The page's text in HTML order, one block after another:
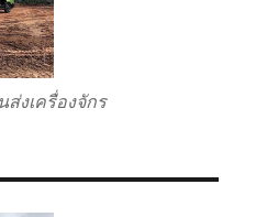
งเครื่องจักร